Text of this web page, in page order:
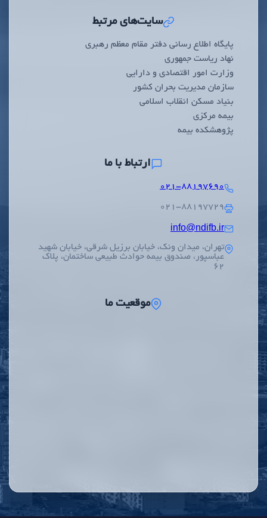
سایت‌های مرتبط
پایگاه اطلاع رسانی دفتر مقام معظم رهبری
نهاد ریاست جمهوری
وزارت امور اقتصادی و دارایی
سازمان مدیریت بحران کشور
بنیاد مسکن انقلاب اسلامی
بیمه مرکزی
پژوهشکده بیمه
ارتباط با ما
۰۲۱-۸۸۱۹۷۶۹۰
۰۲۱-۸۸۱۹۷۷۲۹
info@ndifb.ir
تهران، میدان ونک، خیابان برزیل شرقی، خیابان شهید
عباسپور، صندوق بیمه حوادث طبیعی ساختمان، پلاک
62
موقعیت ما